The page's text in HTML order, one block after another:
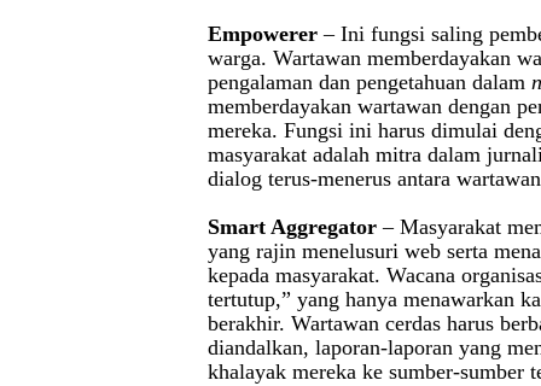
Empowerer– Ini fungsi saling
warga. Wartawan memberdayakan
pengalaman dan pengetahuan dalam
memberdayakan wartawan dengan
mereka. Fungsi ini harus dimulai
masyarakat adalah mitra dalam
dialog terus-menerus antara
Smart Aggregator– Masyarakat
yang rajin menelusuri web serta
kepada masyarakat. Wacana
tertutup,” yang hanya menawarkan
berakhir. Wartawan cerdas harus
diandalkan, laporan-laporan yang
khalayak mereka ke sumber-sumber